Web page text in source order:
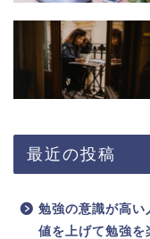
最近の投稿
勉強の意識が高い
値を上げて勉強を